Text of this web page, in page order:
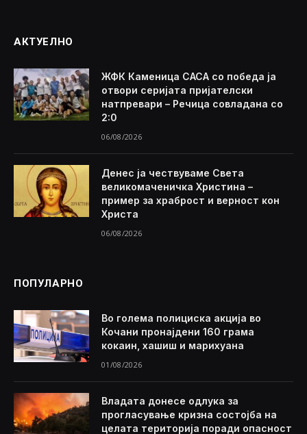
АКТУЕЛНО
ЖФК Каменица САСА со победа ја
отвори серијата пријателски
натпревари – Речица совладана со
2:0
06/08/2026
Денес ја чествуваме Света
великомаченичка Христина –
пример за храброст и верност кон
Христа
06/08/2026
ПОПУЛАРНО
Во голема полициска акција во
Кочани пронајдени 160 грама
кокаин, хашиш и марихуана
01/08/2026
Владата донесе одлука за
прогласување кризна состојба на
целата територија поради опасност